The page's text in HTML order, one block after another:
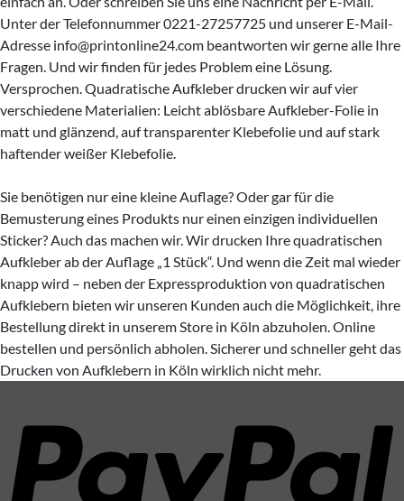
Unter der Telefonnummer 0221-27257725 und unserer E-Mail-
Adresse info@printonline24.com beantworten wir gerne alle Ihre
Fragen. Und wir finden für jedes Problem eine Lösung.
Versprochen. Quadratische Aufkleber drucken wir auf vier
verschiedene Materialien: Leicht ablösbare Aufkleber-Folie in
matt und glänzend, auf transparenter Klebefolie und auf stark
haftender weißer Klebefolie.
Sie benötigen nur eine kleine Auflage? Oder gar für die
Bemusterung eines Produkts nur einen einzigen individuellen
Sticker? Auch das machen wir. Wir drucken Ihre quadratischen
Aufkleber ab der Auflage „1 Stück“. Und wenn die Zeit mal wieder
knapp wird – neben der Expressproduktion von quadratischen
Aufklebern bieten wir unseren Kunden auch die Möglichkeit, ihre
Bestellung direkt in unserem Store in Köln abzuholen. Online
bestellen und persönlich abholen. Sicherer und schneller geht das
Drucken von Aufklebern in Köln wirklich nicht mehr.